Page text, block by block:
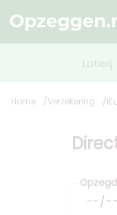
Loterij
Home Verzekering